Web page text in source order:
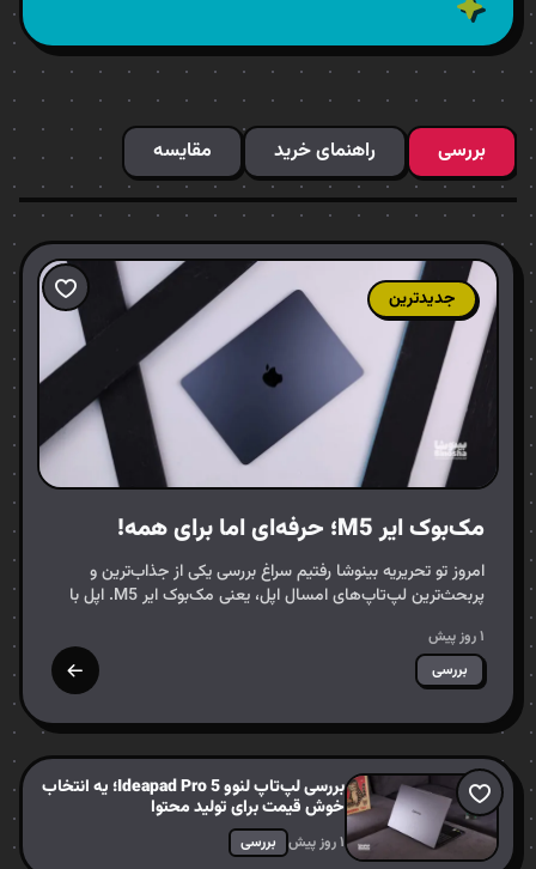
بررسی راهنمای خرید مقایسه
جدیدترین
مک‌بوک ایر M5؛ حرفه‌ای اما برای همه!
امروز تو تحریریه بینوشا رفتیم سراغ بررسی یکی از جذاب‌ترین و
پربحث‌ترین لپ‌تاپ‌های امسال اپل، یعنی مک‌بوک ایر M5. اپل با
۱ روز پیش
بررسی
بررسی لپ‌تاپ لنوو Ideapad Pro 5؛ یه انتخاب
خوش قیمت برای تولید محتوا
۱ روز پیش بررسی